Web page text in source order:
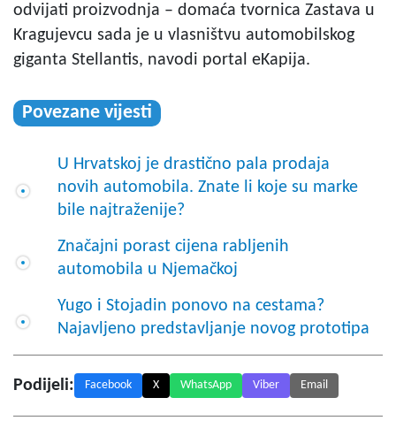
odvijati proizvodnja – domaća tvornica Zastava u
Kragujevcu sada je u vlasništvu automobilskog
giganta Stellantis, navodi portal eKapija.
Povezane vijesti
U Hrvatskoj je drastično pala prodaja
novih automobila. Znate li koje su marke
bile najtraženije?
Značajni porast cijena rabljenih
automobila u Njemačkoj
Yugo i Stojadin ponovo na cestama?
Najavljeno predstavljanje novog prototipa
Podijeli: Facebook X WhatsApp Viber Email